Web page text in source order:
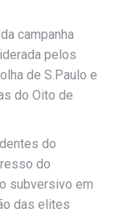
campanha
pelos
de S.Paulo e
do Oito de
do
do
subversivo em
das elites